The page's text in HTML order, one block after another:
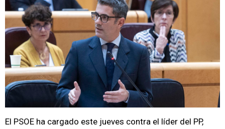
El PSOE ha cargado este jueves contra el líder del PP,